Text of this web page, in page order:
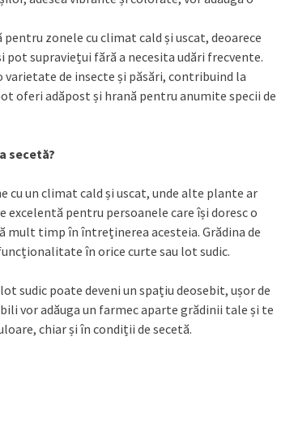
pentru zonele cu climat cald și uscat, deoarece
supraviețui fără a necesita udări frecvente.
varietate de insecte și păsări, contribuind la
oferi adăpost și hrană pentru anumite specii de
secetă?
cu un climat cald și uscat, unde alte plante ar
excelentă pentru persoanele care își doresc o
mult timp în întreținerea acesteia. Grădina de
în orice curte sau lot sudic.
sudic poate deveni un spațiu deosebit, ușor de
vor adăuga un farmec aparte grădinii tale și te
chiar și în condiții de secetă.